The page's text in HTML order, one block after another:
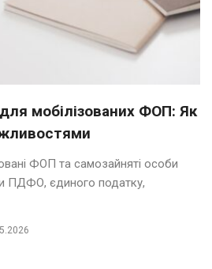
мобілізованих ФОП: Як
ФОП та самозайняті особи
ПДФО, єдиного податку,